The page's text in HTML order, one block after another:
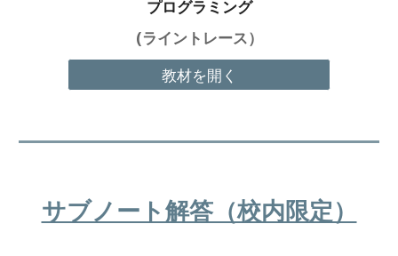
プログラミング
(ライントレース）
教材を開く
サブノート解答（校内限定）